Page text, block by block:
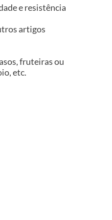
e resistência
artigos
fruteiras ou
etc.